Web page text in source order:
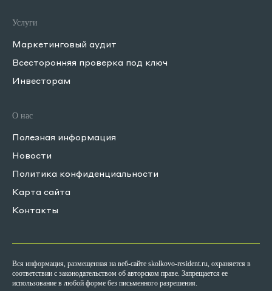
Услуги
Маркетинговый аудит
Всесторонняя проверка под ключ
Инвесторам
О нас
Полезная информация
Новости
Политика конфиденциальности
Карта сайта
Контакты
Вся информация, размещенная на веб-сайте skolkovo-resident.ru, охраняется в
соответствии с законодательством об авторском праве. Запрещается ее
использование в любой форме без письменного разрешения.